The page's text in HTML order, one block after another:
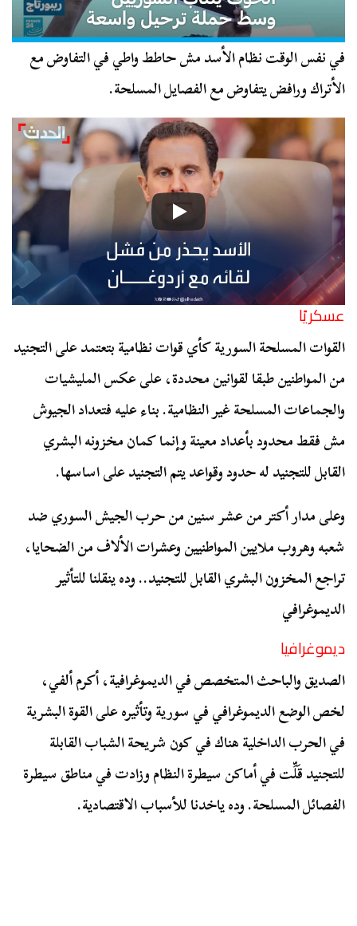
في نفس الوقت نظام الأسد مش حاطط واطي في التفاوض مع
الأتراك ورافض يتفاوض مع الفصايل المسلحة.
عسكريًا
القوات المسلحة السورية كأي قوات نظامية بتعتمد على التجنيد
من المواطنين طبقا لقوانين محددة، على عكس المليشيات
والجماعات المسلحة غير النظامية. بناء عليه فتعداد الجيوش
مش فقط محدود بأعداد معينة وإنما كمان مخزونه البشري
القابل للتجنيد له حدود وقواعد يتم التجنيد على اساسها.
وعلى مدار أكتر من عشر سنين من حرب الجيش السوري ضد
شعبه وهروب ملايين المواطنيين وعشرات الألاف من الضحايا،
تراجع المخزون البشري القابل للتجنيد.. وده ينقلنا للتأثير
الديموغرافي
ديموغرافيا
الصديق والباحث المتخصص في الديموغرافية، أكرم ألفي،
لخص الوضع الديموغرافي في سورية وتأثيره على القوة البشرية
في الحرب الداخلية هناك في كون شريحة الشباب القابلة
للتجنيد قَلِّت في أماكن سيطرة النظام وزادت في مناطق سيطرة
الفصائل المسلحة. وده ياخدنا للأسباب الاقتصادية.